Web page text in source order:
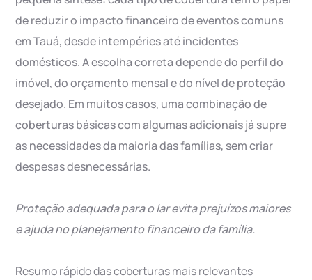
de reduzir o impacto financeiro de eventos comuns
em Tauá, desde intempéries até incidentes
domésticos. A escolha correta depende do perfil do
imóvel, do orçamento mensal e do nível de proteção
desejado. Em muitos casos, uma combinação de
coberturas básicas com algumas adicionais já supre
as necessidades da maioria das famílias, sem criar
despesas desnecessárias.
Proteção adequada para o lar evita prejuízos maiores
e ajuda no planejamento financeiro da família.
Resumo rápido das coberturas mais relevantes